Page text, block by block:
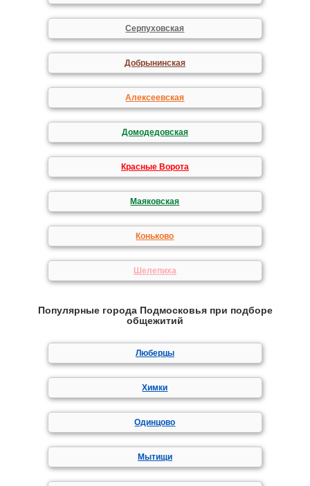
Серпуховская
Добрынинская
Алексеевская
Домодедовская
Красные Ворота
Маяковская
Коньково
Шелепиха
Популярные города Подмосковья при подборе
общежитий
Люберцы
Химки
Одинцово
Мытищи